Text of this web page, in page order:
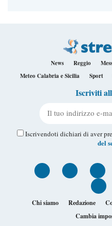
News Reggio
Meteo Calabria e Sicilia
Sport
Iscriviti
Iscrivendoti dichiari di aver
del
Chi siamo Redazione
Cambia